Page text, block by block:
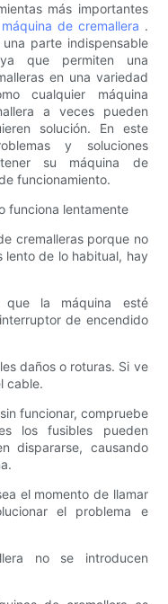
más importantes
máquina de cremallera .
parte indispensable
que permiten una
en una variedad
cualquier máquina
a veces pueden
solución. En este
y soluciones
su máquina de
funcionamiento.
funciona lentamente
cremalleras porque no
lento de lo habitual, hay
que la máquina esté
de encendido
daños o roturas. Si ve
cable.
funcionar, compruebe
los fusibles pueden
dispararse, causando
el momento de llamar
el problema e
no se introducen